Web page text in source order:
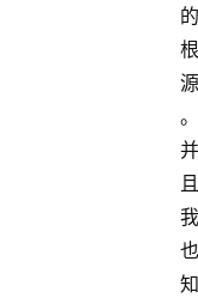
的
根
源
。
并
且
我
也
知